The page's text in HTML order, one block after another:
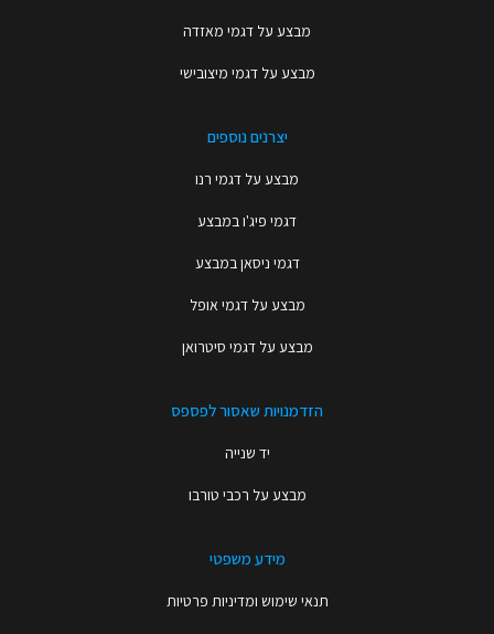
מבצע על דגמי מאזדה
מבצע על דגמי מיצובישי
יצרנים נוספים
מבצע על דגמי רנו
דגמי פיג'ו במבצע
דגמי ניסאן במבצע
מבצע על דגמי אופל
מבצע על דגמי סיטרואן
הזדמנויות שאסור לפספס
יד שנייה
מבצע על רכבי טורבו
מידע משפטי
תנאי שימוש ומדיניות פרטיות